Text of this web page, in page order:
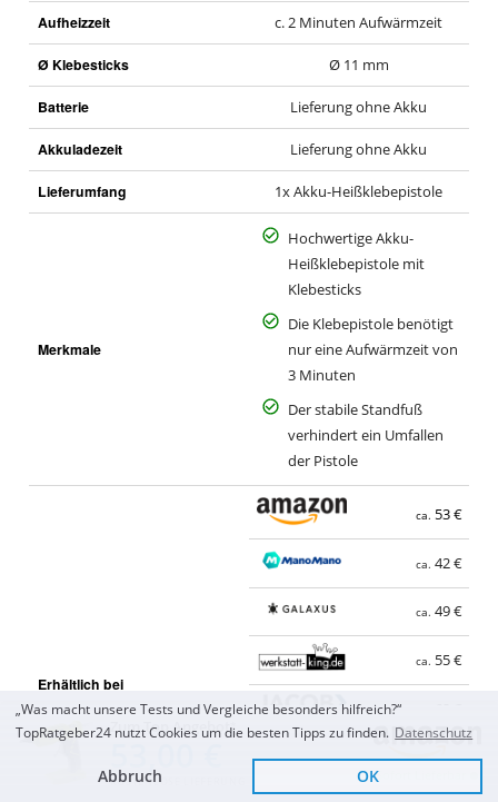
Zum Top Angebot
KOSTENLOSE LIEFERUNG Sofort Lieferbar
Aufheizzeit c. 2 Minuten Aufwärmzeit
Ø Klebesticks Ø 11 mm
Batterie Lieferung ohne Akku
Akkuladezeit Lieferung ohne Akku
Lieferumfang 1x Akku-Heißklebepistole
Merkmale
Hochwertige Akku-
Heißklebepistole mit
Klebesticks
Die Klebepistole benötigt
nur eine Aufwärmzeit von
3 Minuten
Der stabile Standfuß
verhindert ein Umfallen
der Pistole
Erhältlich bei
ca. 53 €
ca. 42 €
ca. 49 €
ca. 55 €
ca.65 €
„Was macht unsere Tests und Vergleiche besonders hilfreich?“
TopRatgeber24 nutzt Cookies um die besten Tipps zu finden. Datenschutz
Abbruch OK